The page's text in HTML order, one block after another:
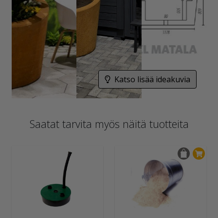
Katso lisää ideakuvia
Saatat tarvita myös näitä tuotteita